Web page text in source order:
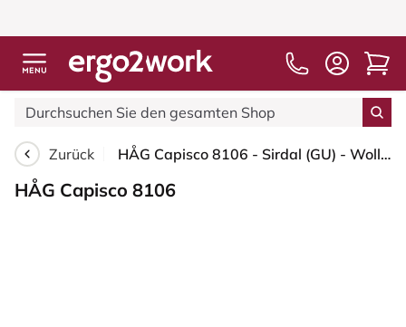
Zurück HÅG Capisco 8106 - Sirdal (GU) - Wolle - SRD730 Blue - Silber - 150mm (Sitzhöhe 40-55cm) - Harte Rollen für weiche Böden
HÅG Capisco 8106